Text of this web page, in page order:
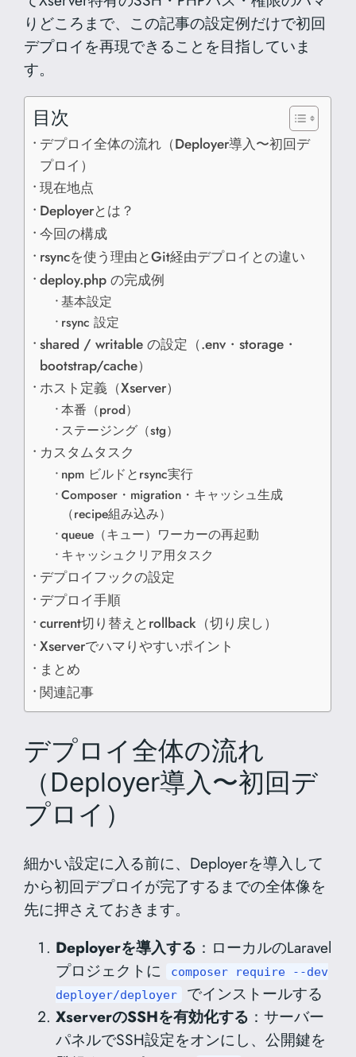
りどころまで、この記事の設定例だけで初回
デプロイを再現できることを目指していま
す。
目次
デプロイ全体の流れ（Deployer導入〜初回デ
プロイ）
現在地点
Deployerとは？
今回の構成
rsyncを使う理由とGit経由デプロイとの違い
deploy.php の完成例
基本設定
rsync 設定
shared / writable の設定（.env・storage・
bootstrap/cache）
ホスト定義（Xserver）
本番（prod）
ステージング（stg）
カスタムタスク
npm ビルドとrsync実行
Composer・migration・キャッシュ生成
（recipe組み込み）
queue（キュー）ワーカーの再起動
キャッシュクリア用タスク
デプロイフックの設定
デプロイ手順
current切り替えとrollback（切り戻し）
Xserverでハマりやすいポイント
まとめ
関連記事
デプロイ全体の流れ
（Deployer導入〜初回デ
プロイ）
細かい設定に入る前に、Deployerを導入して
から初回デプロイが完了するまでの全体像を
先に押さえておきます。
Deployerを導入する ：ローカルのLaravel
プロジェクトに
composer require --dev
deployer/deployer
でインストールする
XserverのSSHを有効化する ：サーバー
パネルでSSH設定をオンにし、公開鍵を